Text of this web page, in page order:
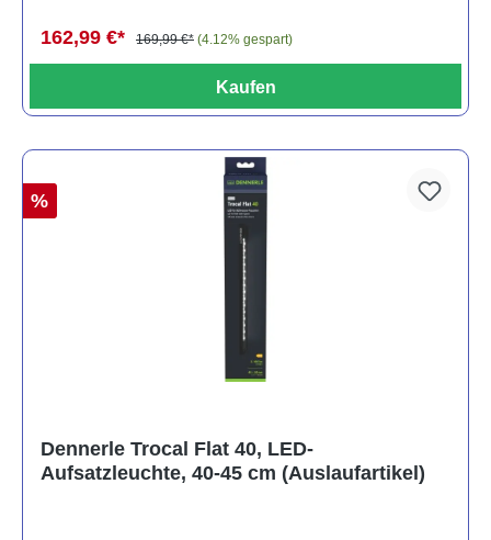
162,99 €* 169,99 €* (4.12% gespart)
Kaufen
%
Dennerle Trocal Flat 40, LED-
Aufsatzleuchte, 40-45 cm (Auslaufartikel)